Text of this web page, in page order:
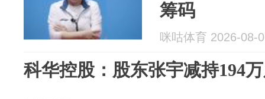
筹码
咪咕体育 2026-08-
科华控股：股东张宇减持194